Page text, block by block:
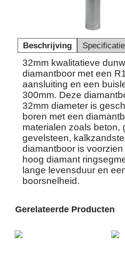
Beschrijving
32mm kwalitatieve
diamantboor met een
aansluiting en een
300mm. Deze
32mm diameter is
boren met een
materialen zoals beton,
gevelsteen,
diamantboor is
hoog diamant
lange levensduur en
boorsnelheid.
Gerelateerde Producten